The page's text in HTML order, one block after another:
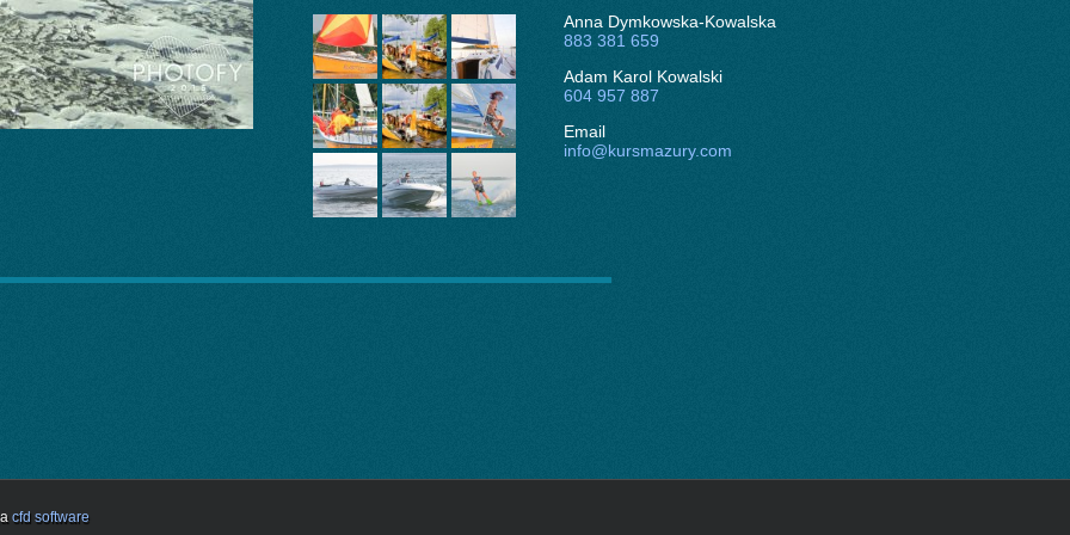
Anna Dymkowska-Kowalska
883 381 659
Adam Karol Kowalski
604 957 887
Email
info@kursmazury.com
cfd software